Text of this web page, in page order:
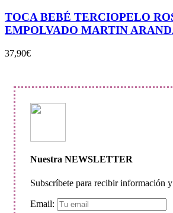
TOCA BEBÉ TERCIOPELO
EMPOLVADO MARTIN
37,90€
Nuestra NEWSLETTER
Subscríbete para recibir información
Email: